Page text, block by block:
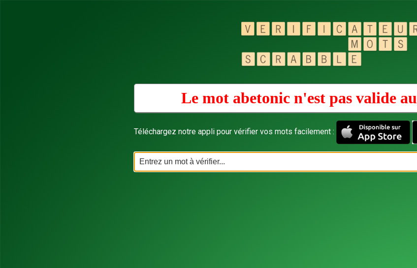
Le mot abetonic n'est pas valide au
Téléchargez notre appli pour vérifier vos mots facilement :